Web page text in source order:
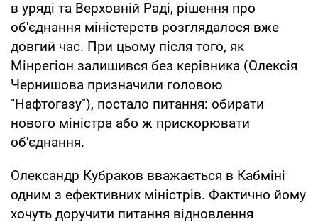
в уряді та Верховній Раді, рішення про
об'єднання міністерств розглядалося вже
довгий час. При цьому після того, як
Мінрегіон залишився без керівника (Олексія
Чернишова призначили головою
"Нафтогазу"), постало питання: обирати
нового міністра або ж прискорювати
об'єднання.
Олександр Кубраков вважається в Кабміні
одним з ефективних міністрів. Фактично йому
хочуть доручити питання відновлення